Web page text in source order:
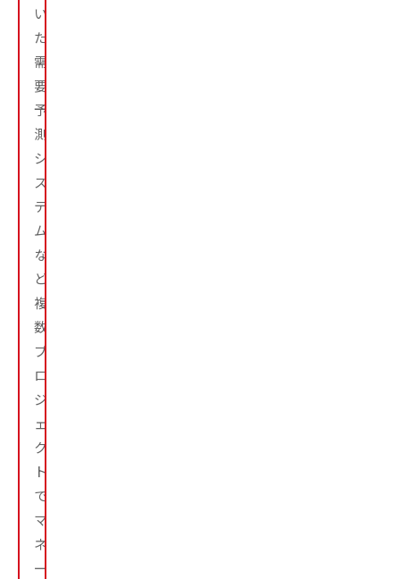
い
た
需
要
予
測
シ
ス
テ
ム
な
ど
複
数
プ
ロ
ジ
ェ
ク
ト
で
マ
ネ
ー